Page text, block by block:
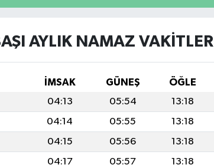
AYLIK NAMAZ VAKITLERI
İMSAK GÜNEŞ ÖĞLE
04:13 05:54 13:18
04:14 05:55 13:18
04:15 05:56 13:18
04:17 05:57 13:18